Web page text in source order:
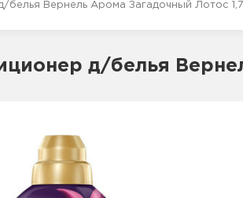
белья Вернель Арома Загадочный Лотос
д/белья